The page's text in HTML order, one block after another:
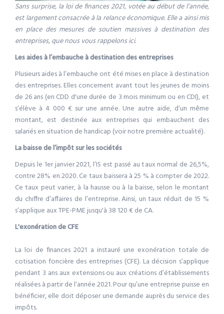
Sans surprise, la loi de finances 2021, votée au début de l’année,
est largement consacrée à la relance économique. Elle a ainsi mis
en place des mesures de soutien massives à destination des
entreprises, que nous vous rappelons ici.
Les aides à l’embauche à destination des entreprises
Plusieurs aides à l’embauche ont été mises en place à destination
des entreprises. Elles concernent avant tout les jeunes de moins
de 26 ans (en CDD d'une durée de 3 mois minimum ou en CDI), et
s’élève à 4 000 € sur une année. Une autre aide, d’un même
montant, est destinée aux entreprises qui embauchent des
salariés en situation de handicap (voir notre première actualité).
La baisse de l’impôt sur les sociétés
Depuis le 1er janvier 2021, l’IS est passé au taux normal de 26,5%,
contre 28% en 2020. Ce taux baissera à 25 % à compter de 2022.
Ce taux peut varier, à la hausse ou à la baisse, selon le montant
du chiffre d’affaires de l’entreprise. Ainsi, un taux réduit de 15 %
s’applique aux TPE-PME jusqu'à 38 120 € de CA.
L'exonération de CFE
La loi de finances 2021 a instauré une exonération totale de
cotisation foncière des entreprises (CFE). La décision s’applique
pendant 3 ans aux extensions ou aux créations d’établissements
réalisées à partir de l’année 2021. Pour qu’une entreprise puisse en
bénéficier, elle doit déposer une demande auprès du service des
impôts.